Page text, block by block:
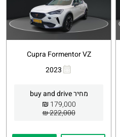
Cupra Formentor VZ
2023
מחיר buy and drive
179,000
₪
222,000 ₪
Whatsapp